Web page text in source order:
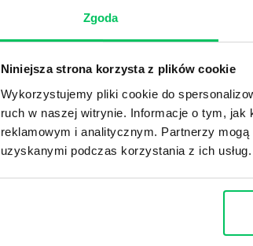
Zgoda
Niniejsza strona korzysta z plików cookie
Wykorzystujemy pliki cookie do
ruch w naszej witrynie. Informacje o tym,
reklamowym i analitycznym. Partnerzy
uzyskanymi podczas korzystania z ich usług.
została zaproszona do
uczestnicy wzięli udział w
jednej
się z następujących modułów:
– otrzymywane przez uczestników
minutach pobytu w hotelu (np.
w postaci wideo, dyskietki 3,5
główne– wymagające pracy
zagadka kryminalna, latający
obiadu, w specjalnie
prezentacjami, w godzinach